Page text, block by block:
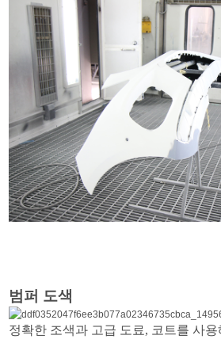
범퍼 도색
정확한 조색과 고급 도료, 코트를 사용